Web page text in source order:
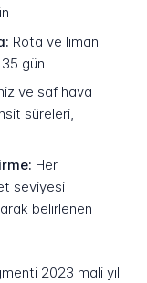
Rota ve liman
gün
ve saf hava
süreleri,
Her
seviyesi
belirlenen
2023 mali yılı